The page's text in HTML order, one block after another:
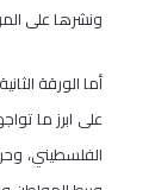
ونشرها على الموقع الإلكتروني
أما الورقة
على ابرز ما
الفلسطيني،